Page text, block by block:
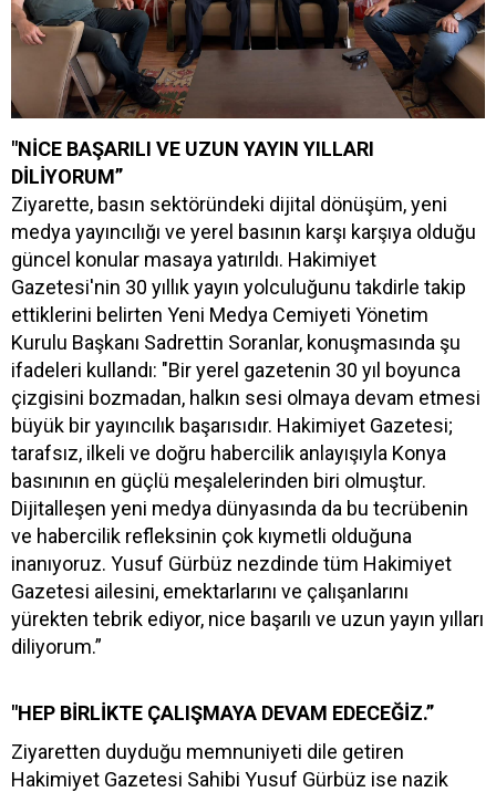
"NİCE BAŞARILI VE UZUN YAYIN YILLARI
DİLİYORUM”
Ziyarette, basın sektöründeki dijital dönüşüm, yeni
medya yayıncılığı ve yerel basının karşı karşıya olduğu
güncel konular masaya yatırıldı. Hakimiyet
Gazetesi'nin 30 yıllık yayın yolculuğunu takdirle takip
ettiklerini belirten Yeni Medya Cemiyeti Yönetim
Kurulu Başkanı Sadrettin Soranlar, konuşmasında şu
ifadeleri kullandı: "Bir yerel gazetenin 30 yıl boyunca
çizgisini bozmadan, halkın sesi olmaya devam etmesi
büyük bir yayıncılık başarısıdır. Hakimiyet Gazetesi;
tarafsız, ilkeli ve doğru habercilik anlayışıyla Konya
basınının en güçlü meşalelerinden biri olmuştur.
Dijitalleşen yeni medya dünyasında da bu tecrübenin
ve habercilik refleksinin çok kıymetli olduğuna
inanıyoruz. Yusuf Gürbüz nezdinde tüm Hakimiyet
Gazetesi ailesini, emektarlarını ve çalışanlarını
yürekten tebrik ediyor, nice başarılı ve uzun yayın yılları
diliyorum.”
"HEP BİRLİKTE ÇALIŞMAYA DEVAM EDECEĞİZ.”
Ziyaretten duyduğu memnuniyeti dile getiren
Hakimiyet Gazetesi Sahibi Yusuf Gürbüz ise nazik